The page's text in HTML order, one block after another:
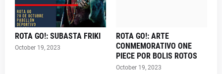
ROTA GO!: SUBASTA FRIKI
October 19, 2023
ROTA GO!: ARTE
CONMEMORATIVO ONE
PIECE POR BOLIS ROTOS
October 19, 2023